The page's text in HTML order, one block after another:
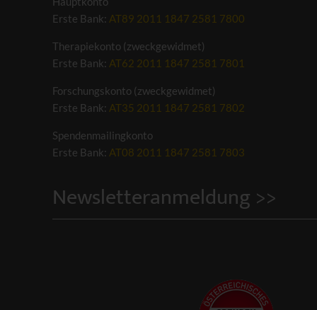
Erste Bank: AT89 2011 1847 2581 7800
Therapiekonto (zweckgewidmet)
Erste Bank: AT62 2011 1847 2581 7801
Forschungskonto (zweckgewidmet)
Erste Bank: AT35 2011 1847 2581 7802
Spendenmailingkonto
Erste Bank: AT08 2011 1847 2581 7803
Newsletteranmeldung >>